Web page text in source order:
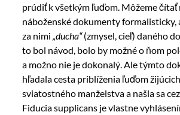
prúdiť k všetkým ľuďom. Môžeme čítať
náboženské dokumenty formalisticky,
za nimi „ducha“(zmysel, cieľ) daného
to bol návod, bolo by možné o ňom
a možno nie je dokonalý. Ale týmto
hľadala cesta priblíženia ľuďom
sviatostného manželstva a našla sa
Fiducia supplicans je vlastne